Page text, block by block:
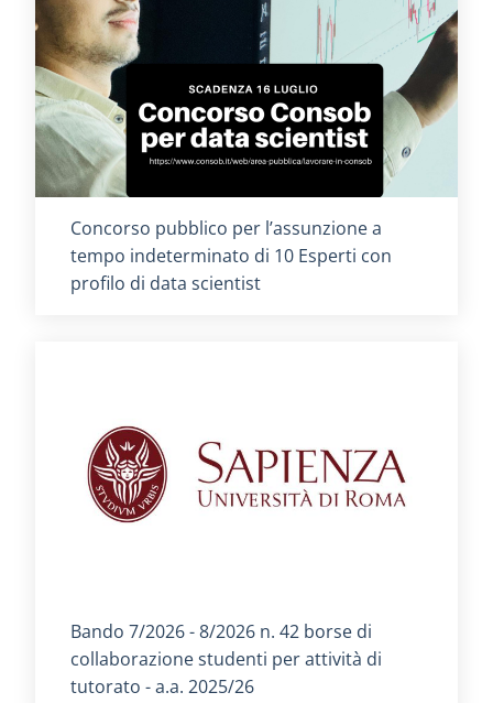
Titolo card:
Concorso pubblico per l’assunzione a
tempo indeterminato di 10 Esperti con
profilo di data scientist
Titolo card:
Bando 7/2026 - 8/2026 n. 42 borse di
collaborazione studenti per attività di
tutorato - a.a. 2025/26